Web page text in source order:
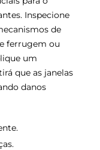
Inspecione
de
ferrugem ou
um
que as janelas
danos